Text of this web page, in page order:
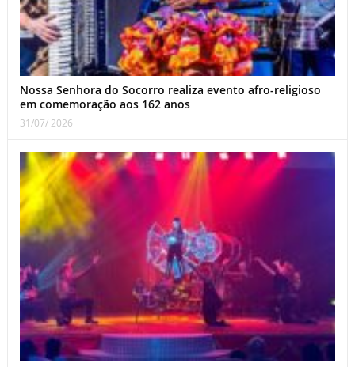
Nossa Senhora do Socorro realiza evento afro-religioso
em comemoração aos 162 anos
31/07/ 2026